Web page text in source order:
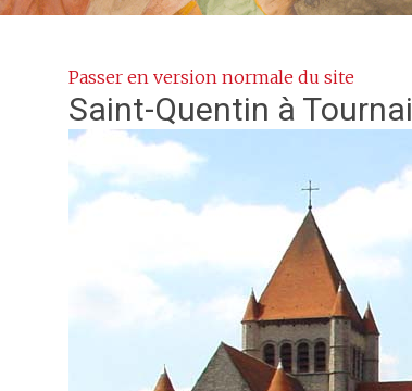
Passer en version normale du site
Saint-Quentin à Tournai